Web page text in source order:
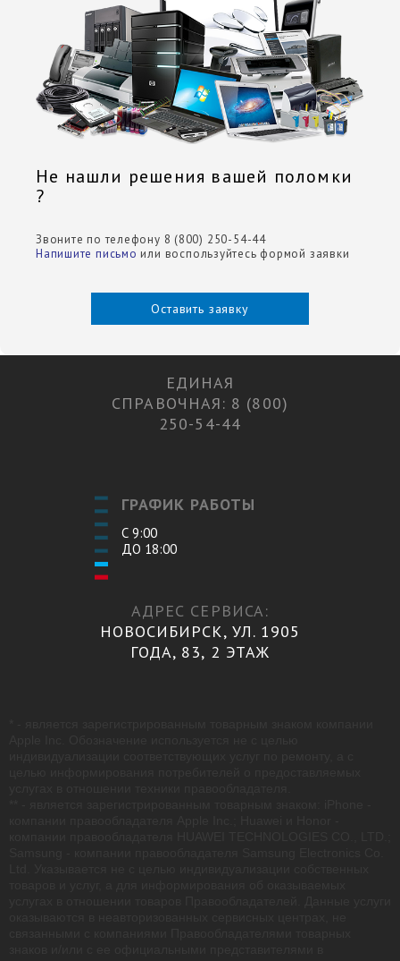
Не нашли решения вашей поломки
?
Звоните по телефону 8 (800) 250-54-44
Напишите письмо или воспользуйтесь формой заявки
Оставить заявку
ЕДИНАЯ
СПРАВОЧНАЯ: 8 (800)
250-54-44
ГРАФИК РАБОТЫ
С 9:00
ДО 18:00
АДРЕС СЕРВИСА:
НОВОСИБИРСК, УЛ. 1905
ГОДА, 83, 2 ЭТАЖ